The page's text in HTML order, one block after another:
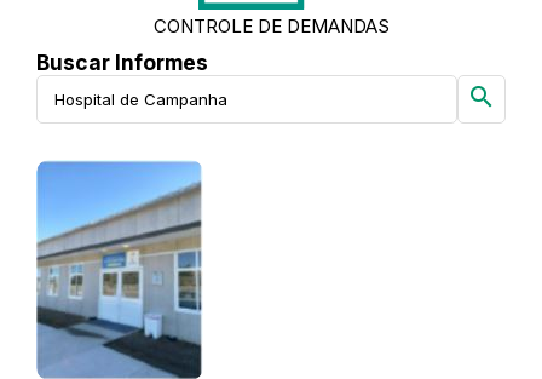
CONTROLE DE DEMANDAS
Buscar Informes
search